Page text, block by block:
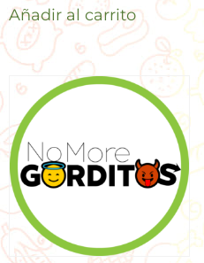
Añadir al carrito